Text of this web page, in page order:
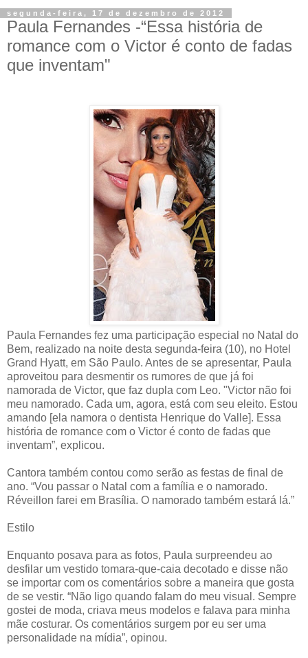
segunda-feira, 17 de dezembro de 2012
Paula Fernandes -“Essa história de
romance com o Victor é conto de fadas
que inventam"
Paula Fernandes fez uma participação especial no Natal do
Bem, realizado na noite desta segunda-feira (10), no Hotel
Grand Hyatt, em São Paulo. Antes de se apresentar, Paula
aproveitou para desmentir os rumores de que já foi
namorada de Victor, que faz dupla com Leo. "Victor não foi
meu namorado. Cada um, agora, está com seu eleito. Estou
amando [ela namora o dentista Henrique do Valle]. Essa
história de romance com o Victor é conto de fadas que
inventam”, explicou.
Cantora também contou como serão as festas de final de
ano. “Vou passar o Natal com a família e o namorado.
Réveillon farei em Brasília. O namorado também estará lá.”
Estilo
Enquanto posava para as fotos, Paula surpreendeu ao
desfilar um vestido tomara-que-caia decotado e disse não
se importar com os comentários sobre a maneira que gosta
de se vestir. “Não ligo quando falam do meu visual. Sempre
gostei de moda, criava meus modelos e falava para minha
mãe costurar. Os comentários surgem por eu ser uma
personalidade na mídia”, opinou.